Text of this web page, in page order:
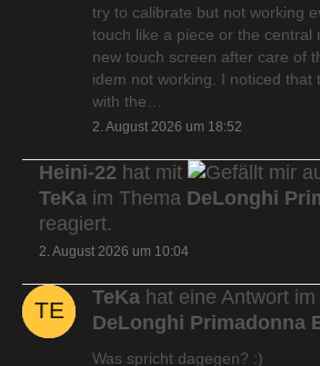
try to calibrate but not working
touch like a piece or the central
new touch screen after care of
idem not working. I noticed that
with the…
2. August 2026 um 18:52
Heini-22 hat mit
TeKa im Thema DeLonghi
reagiert.
2. August 2026 um 10:04
TeKa hat eine Antwort
DeLonghi Primadonna
Was spricht dagegen? :)